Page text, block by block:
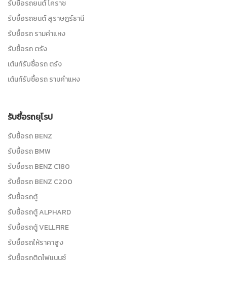
รับซื้อรถยนต์ โคราช
รับซื้อรถยนต์ สุราษฎร์ธานี
รับซื้อรถ รามคำแหง
รับซื้อรถ ตรัง
เต้นท์รับซื้อรถ ตรัง
เต้นท์รับซื้อรถ รามคำแหง
รับซื้อรถยุโรป
รับซื้อรถ BENZ
รับซื้อรถ BMW
รับซื้อรถ BENZ C180
รับซื้อรถ BENZ C200
รับซื้อรถตู้
รับซื้อรถตู้ ALPHARD
รับซื้อรถตู้ VELLFIRE
รับซื้อรถให้ราคาสูง
รับซื้อรถติดไฟแนนซ์